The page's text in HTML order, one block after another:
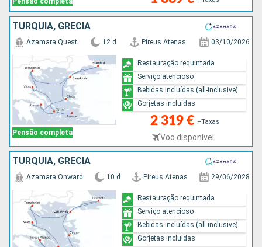
TURQUIA, GRÉCIA
Pensão completa
Azamara Quest 12 d Pireus Atenas 03/10/2026
2 319 € +Taxas
Voo disponível
Restauração requintada
Serviço atencioso
Bebidas incluídas (all-inclusive)
Gorjetas incluídas
TURQUIA, GRÉCIA
Azamara Onward 10 d Pireus Atenas 29/06/2028
Restauração requintada
Serviço atencioso
Bebidas incluídas (all-inclusive)
Gorjetas incluídas